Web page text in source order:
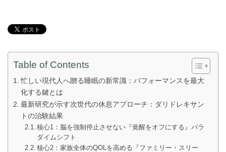
Table of Contents
忙しい現代人へ贈る睡眠の新常識：パフォーマンスを最大
化する鍵とは
最新研究が示す次世代の休息アプローチ：ダリドレキサン
トの治験結果
核心1：脳を強制停止させない『覚醒をオフにする』パラ
ダイムシフト
核心2：家族全体のQOLを高める『ファミリー・スリー